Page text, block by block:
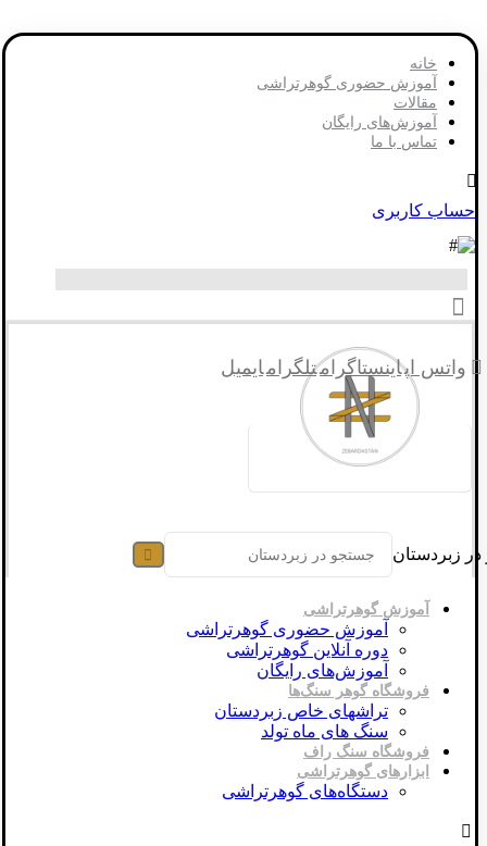
خانه
آموزش حضوری گوهرتراشی
مقالات
آموزش‌های رایگان
تماس با ما
حساب کاربری
واتس اپاینستاگرامتلگرامایمیل
زبردستان
آموزش گوهرتراشی
آموزش حضوری گوهرتراشی
دوره آنلاین گوهرتراشی
آموزش‌های رایگان
فروشگاه گوهر سنگ‌ها
تراشهای خاص زبردستان
سنگ های ماه تولد
فروشگاه سنگ راف
ابزارهای گوهرتراشی
دستگاه‌های گوهرتراشی